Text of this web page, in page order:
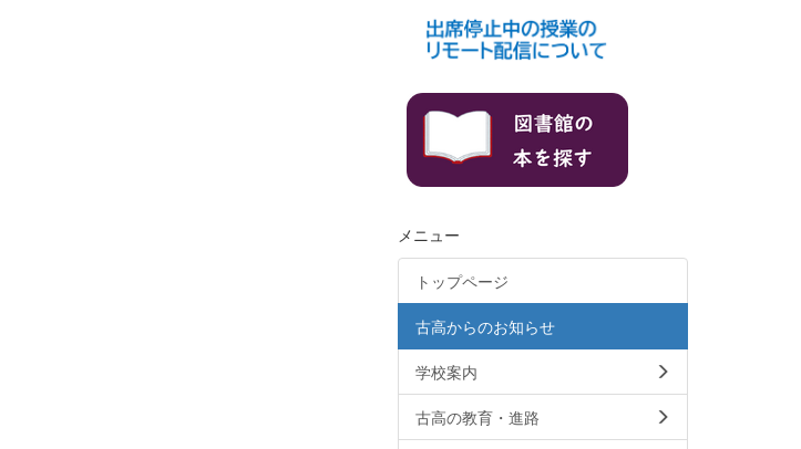
メニュー
トップページ
古高からのお知らせ
学校案内
古高の教育・進路